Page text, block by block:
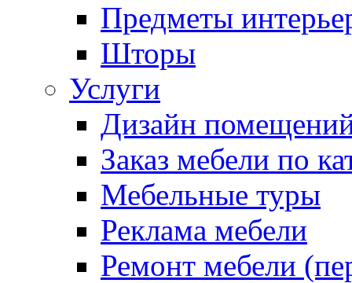
Предметы
Шторы
Услуги
Дизайн
Заказ мебели по
Мебельные туры
Реклама мебели
Ремонт мебели